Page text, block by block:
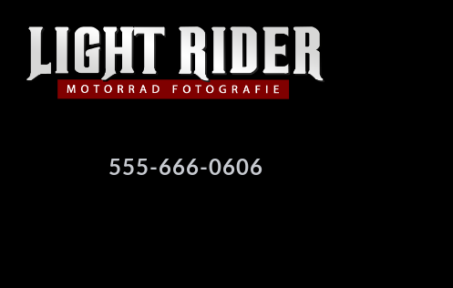
555-666-0606